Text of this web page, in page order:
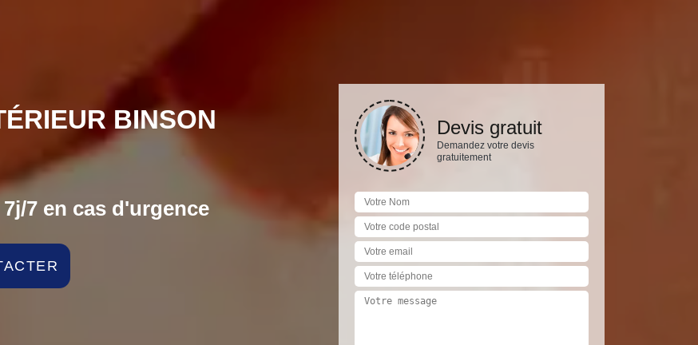
BINSON
7 en cas d'urgence
Devis gratuit
Demandez votre devis
gratuitement